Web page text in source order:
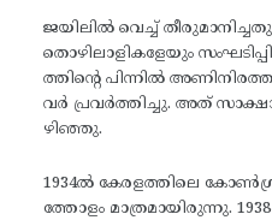
ജയിലിൽ വെച്ച്
തൊഴിലാളികളേയും
ത്തിന്റെ പിന്നിൽ
വർ പ്രവർത്തിച്ചു. അത്
ഴിഞ്ഞു.
1934ൽ കേരളത്തിലെ
ത്തോളം മാത്രമായിരുന്നു.